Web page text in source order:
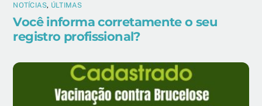
NOTÍCIAS, ÚLTIMAS
Você informa corretamente o seu
registro profissional?